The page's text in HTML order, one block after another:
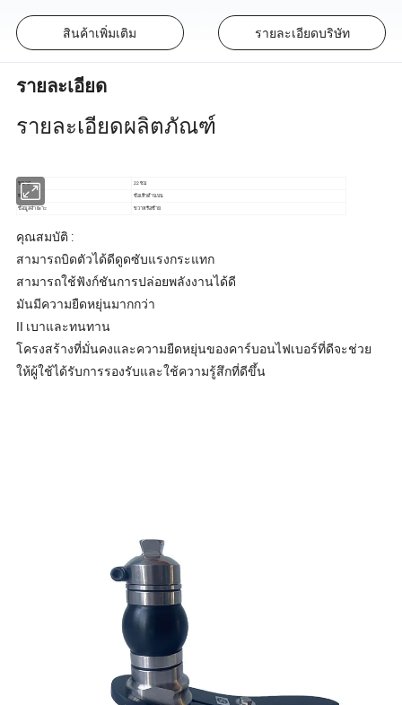
สินค้าเพิ่มเติม รายละเอียดบริษัท
รายละเอียด
รายละเอียดผลิตภัณฑ์
ขนาด 22 ซม
พิมพ์ ข้อเท้าด้านบน
ข้อมูลจำเพาะ ขวาหรือซ้าย
คุณสมบัติ :
สามารถบิดตัวได้ดีดูดซับแรงกระแทก
สามารถใช้ฟังก์ชันการปล่อยพลังงานได้ดี
มันมีความยืดหยุ่นมากกว่า
II เบาและทนทาน
โครงสร้างที่มั่นคงและความยืดหยุ่นของคาร์บอนไฟเบอร์ที่ดีจะช่วย
ให้ผู้ใช้ได้รับการรองรับและใช้ความรู้สึกที่ดีขึ้น